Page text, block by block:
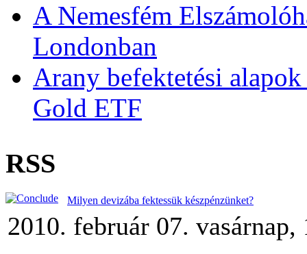
A Nemesfém
Londonban
Arany befektetési
Gold ETF
RSS
Milyen devizába fektessük készpénzünket?
2010. február 07. vasárnap,